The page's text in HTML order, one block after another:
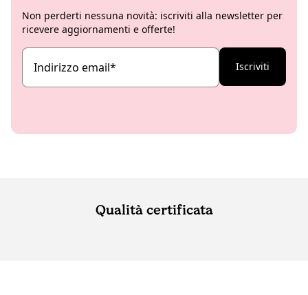
Non perderti nessuna novità: iscriviti alla newsletter per
ricevere aggiornamenti e offerte!
Indirizzo email* Iscriviti
Qualità certificata